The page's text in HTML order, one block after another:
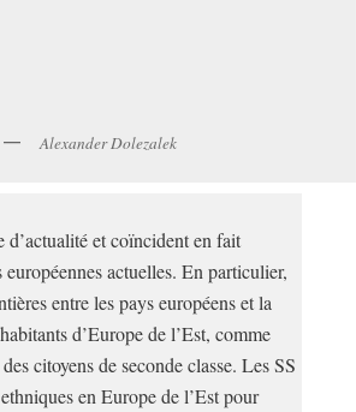
Alexander Dolezalek
et coïncident en fait
actuelles. En particulier,
entre les pays européens et la
d’Europe de l’Est, comme
citoyens de seconde classe. Les SS
en Europe de l’Est pour